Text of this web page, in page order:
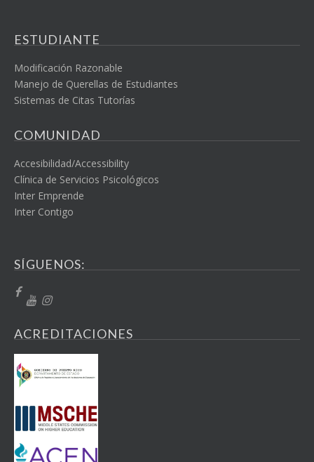
ESTUDIANTE
Modificación Razonable
Manejo de Querellas de Estudiantes
Sistemas de Citas Tutorías
COMUNIDAD
Accesibilidad/Accessibility
Clínica de Servicios Psicológicos
Inter Emprende
Inter Contigo
SÍGUENOS:
ACREDITACIONES